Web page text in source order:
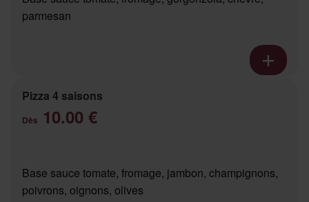
parmesan
Pizza 4 saisons
Dès 10.00 €
Base sauce tomate, fromage, jambon, champignons,
poivrons, oignons, olives